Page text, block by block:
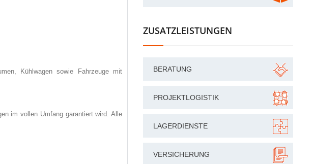
Kühlwagen sowie Fahrzeuge mit
im vollen Umfang garantiert wird. Alle
ZUSATZLEISTUNGEN
BERATUNG
PROJEKTLOGISTIK
LAGERDIENSTE
VERSICHERUNG